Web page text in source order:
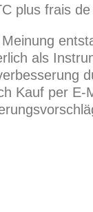
plus frais
als
Kauf per E-